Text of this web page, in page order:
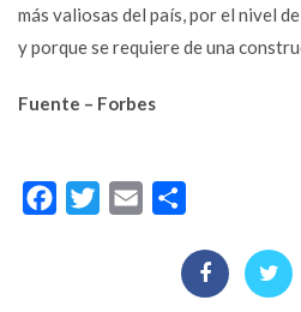
más valiosas del país, por el nivel
y porque se requiere de una
Fuente – Forbes
FacebookTwitterEmail